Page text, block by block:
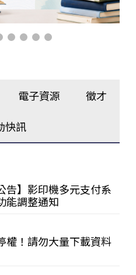
電子資源 徵才
快訊
告】影印機多元支付系
能調整通知
權！請勿大量下載資料